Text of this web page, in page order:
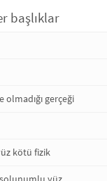
başlıklar
gerçeği
kötü fizik